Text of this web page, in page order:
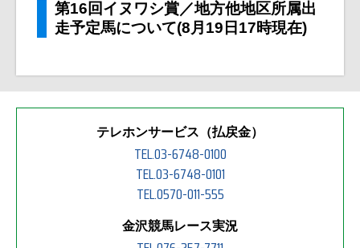
第16回イヌワシ賞／地方他地区所属出
走予定馬について(8月19日17時現在)
テレホンサービス（払戻金）
TEL.03-6748-0100
TEL.03-6748-0101
TEL.0570-011-555
金沢競馬レース実況